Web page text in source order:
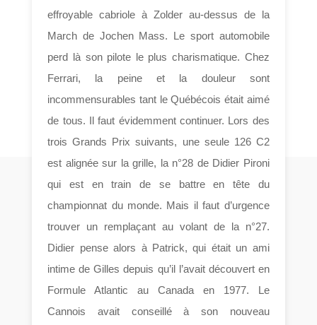
effroyable cabriole à Zolder au-dessus de la
March de Jochen Mass. Le sport automobile
perd là son pilote le plus charismatique. Chez
Ferrari, la peine et la douleur sont
incommensurables tant le Québécois était aimé
de tous. Il faut évidemment continuer. Lors des
trois Grands Prix suivants, une seule 126 C2
est alignée sur la grille, la n°28 de Didier Pironi
qui est en train de se battre en tête du
championnat du monde. Mais il faut d’urgence
trouver un remplaçant au volant de la n°27.
Didier pense alors à Patrick, qui était un ami
intime de Gilles depuis qu’il l’avait découvert en
Formule Atlantic au Canada en 1977. Le
Cannois avait conseillé à son nouveau